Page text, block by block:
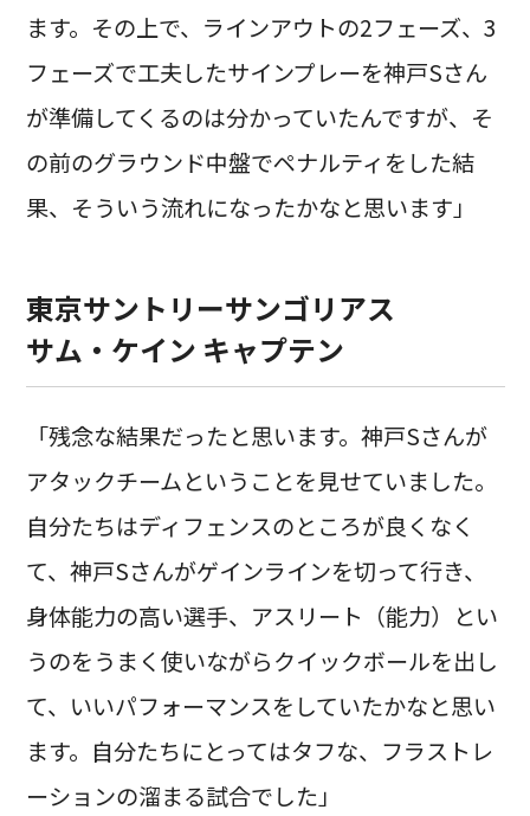
ます。その上で、ラインアウトの2フェーズ、3
フェーズで工夫したサインプレーを神戸Sさん
が準備してくるのは分かっていたんですが、そ
の前のグラウンド中盤でペナルティをした結
果、そういう流れになったかなと思います」
東京サントリーサンゴリアス
サム・ケイン キャプテン
「残念な結果だったと思います。神戸Sさんが
アタックチームということを見せていました。
自分たちはディフェンスのところが良くなく
て、神戸Sさんがゲインラインを切って行き、
身体能力の高い選手、アスリート（能力）とい
うのをうまく使いながらクイックボールを出し
て、いいパフォーマンスをしていたかなと思い
ます。自分たちにとってはタフな、フラストレ
ーションの溜まる試合でした」